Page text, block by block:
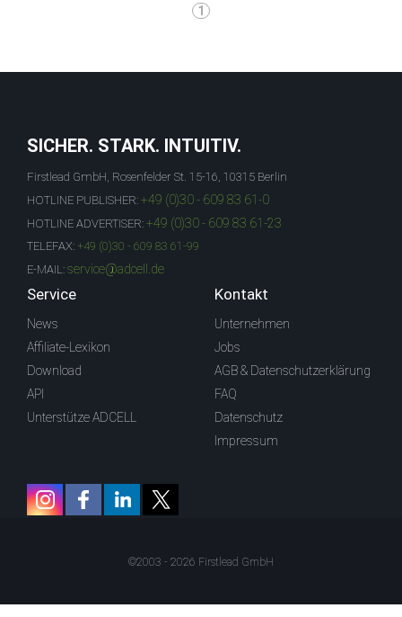
1
SICHER. STARK. INTUITIV.
Firstlead GmbH, Rosenfelder St. 15-16, 10315 Berlin
HOTLINE PUBLISHER: +49 (0)30 - 609 83 61-0
HOTLINE ADVERTISER: +49 (0)30 - 609 83 61-23
TELEFAX: +49 (0)30 - 609 83 61-99
E-MAIL: service@adcell.de
Service
News
Affiliate-Lexikon
Download
API
Unterstütze ADCELL
Kontakt
Unternehmen
Jobs
AGB & Datenschutzerklärung
FAQ
Datenschutz
Impressum
©2003 - 2026 Firstlead GmbH